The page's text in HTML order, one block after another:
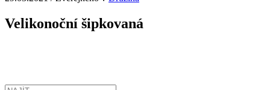
Velikonoční šipkovaná